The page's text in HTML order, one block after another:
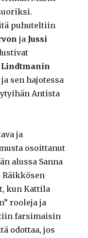
puhuteltiin
ja Jussi
sen hajotessa
Antista
ja
osoittanut
alussa Sanna
kun Kattila
rooleja ja
farsimaisin
odottaa, jos